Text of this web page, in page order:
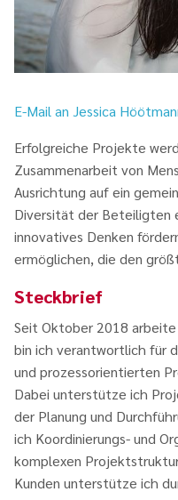
E-Mail an Jessica
Erfolgreiche Projekte
Zusammenarbeit von
Ausrichtung auf ein
Diversität der Beteiligten
innovatives Denken
ermöglichen, die den
Steckbrief
Seit Oktober 2018 arbeite
bin ich verantwortlich für
und prozessorientierten
Dabei unterstütze ich
der Planung und
ich Koordinierungs- und
komplexen
Kunden unterstütze ich